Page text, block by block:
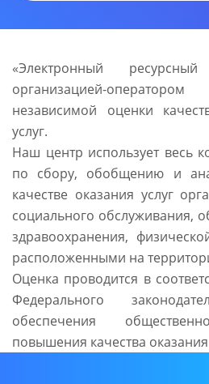
«Электронный
организацией-
независимой оценки
услуг.
Наш центр использует весь
по сбору, обобщению и
качестве оказания услуг
социального обслуживания,
здравоохранения,
расположенными на
Оценка проводится в
Федерального
обеспечения
повышения качества